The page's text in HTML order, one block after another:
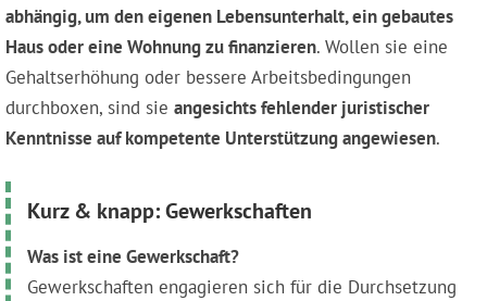
abhängig, um den eigenen Lebensunterhalt, ein gebautes
Haus oder eine Wohnung zu finanzieren. Wollen sie eine
Gehaltserhöhung oder bessere Arbeitsbedingungen
durchboxen, sind sie angesichts fehlender juristischer
Kenntnisse auf kompetente Unterstützung angewiesen.
Kurz & knapp: Gewerkschaften
Was ist eine Gewerkschaft?
Gewerkschaften engagieren sich für die Durchsetzung